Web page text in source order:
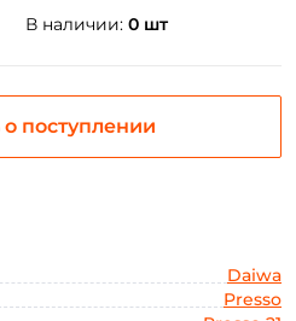
В наличии: 0 шт
Daiwa
Presso
поступлении